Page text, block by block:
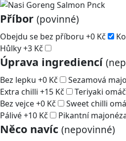
Příbor (povinné)
Obejdu se bez příboru +0 Kč
Hůlky+3 Kč
Úprava ingrediencí
Bez lepku +0 Kč Sezamová
Extra chilli +15 Kč Teriyaki
Bez vejce+0 Kč Sweet chilli
Pálivé+10 Kč Pikantní
Něco navíc (nepovinné)